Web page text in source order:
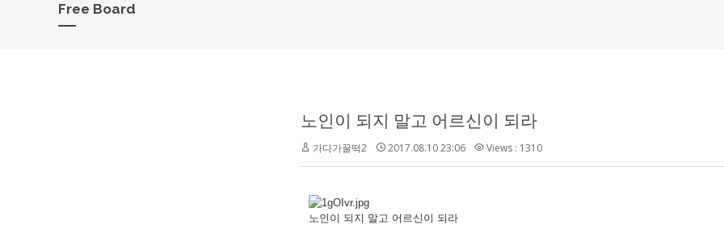
Free Board
노인이 되지 말고 어르신이 되라
가다가꿀떡2 2017.08.10 23:06 Views : 1310
노인이 되지 말고 어르신이 되라